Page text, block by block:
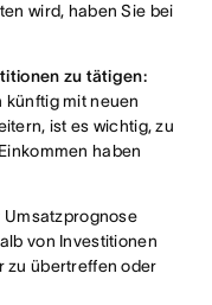
wird, haben Sie bei
zu tätigen:
künftig mit neuen
ist es wichtig, zu
haben
Umsatzprognose
von Investitionen
zu übertreffen oder